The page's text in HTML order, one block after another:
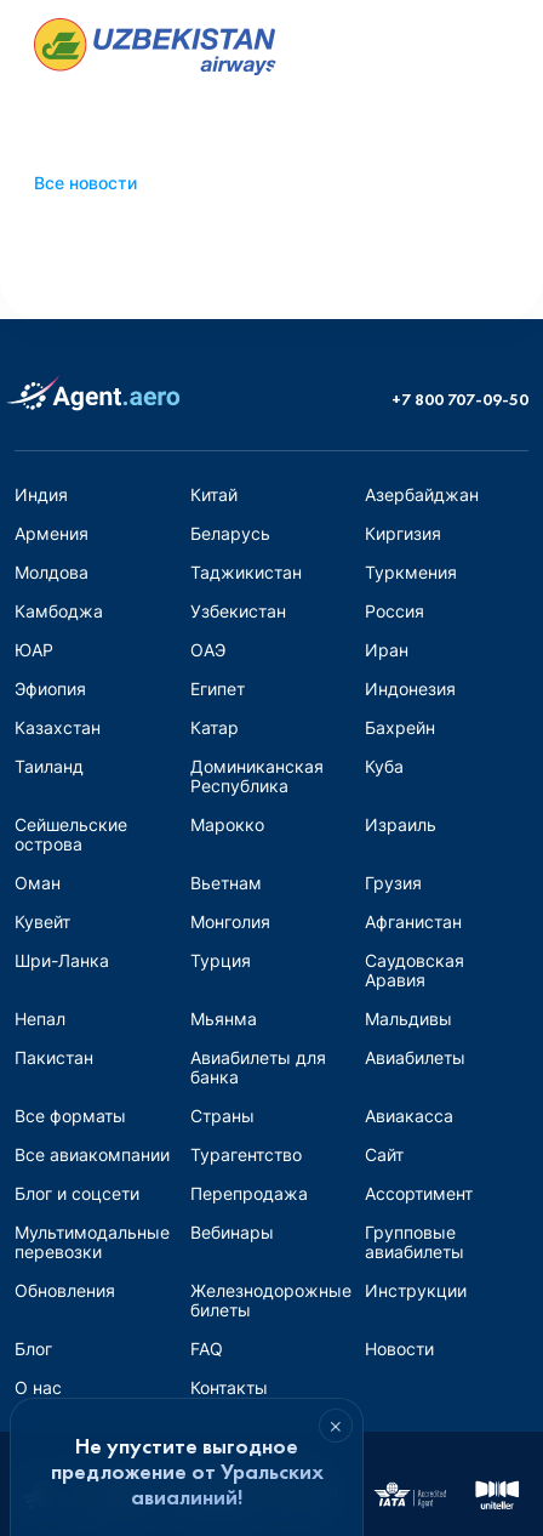
Все новости
+7 800 707-09-50
Индия Китай
Азербайджан
Армения
Беларусь
Киргизия
Молдова
Таджикистан
Туркмения
Камбоджа
Узбекистан
Россия
ЮАР
ОАЭ
Иран
Эфиопия
Египет
Индонезия
Казахстан
Катар
Бахрейн
Таиланд
Доминиканская
Республика
Куба
Сейшельские
острова
Марокко Израиль
Оман Вьетнам
Грузия
Кувейт
Монголия
Афганистан
Шри-Ланка
Турция
Саудовская
Аравия
Непал
Мьянма
Мальдивы
Пакистан
Авиабилеты для
банка
Авиабилеты
Все форматы Страны
Авиакасса
Все авиакомпании
Турагентство
Сайт
Блог и соцсети
Перепродажа
Ассортимент
Мультимодальные
перевозки
Вебинары
Групповые
авиабилеты
Обновления
Железнодорожные
билеты
Инструкции
Блог FAQ
Новости
О нас
Контакты
×
Не упустите выгодное
предложение от Уральских
авиалиний!